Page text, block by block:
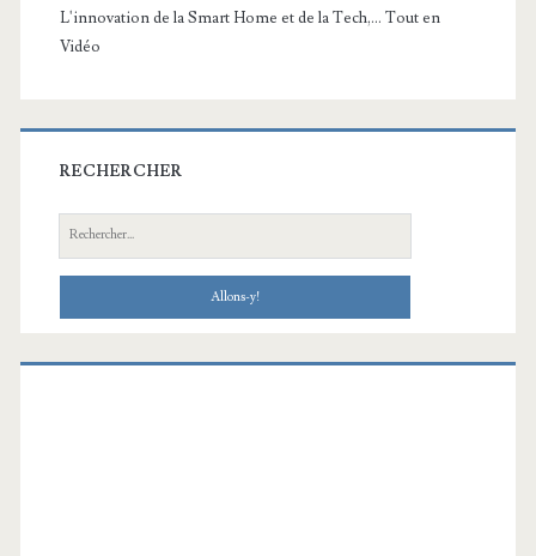
L'innovation de la Smart Home et de la Tech,... Tout en
Vidéo
RECHERCHER
Recherche: